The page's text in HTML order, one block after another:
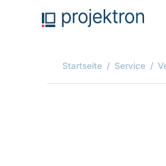
Startseite Service